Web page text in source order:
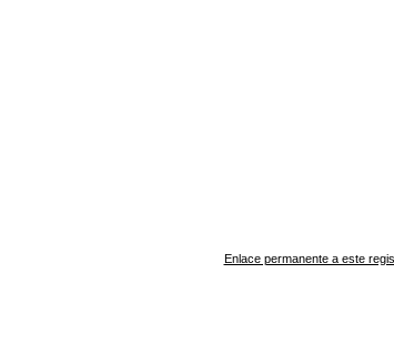
Enlace permanente a este